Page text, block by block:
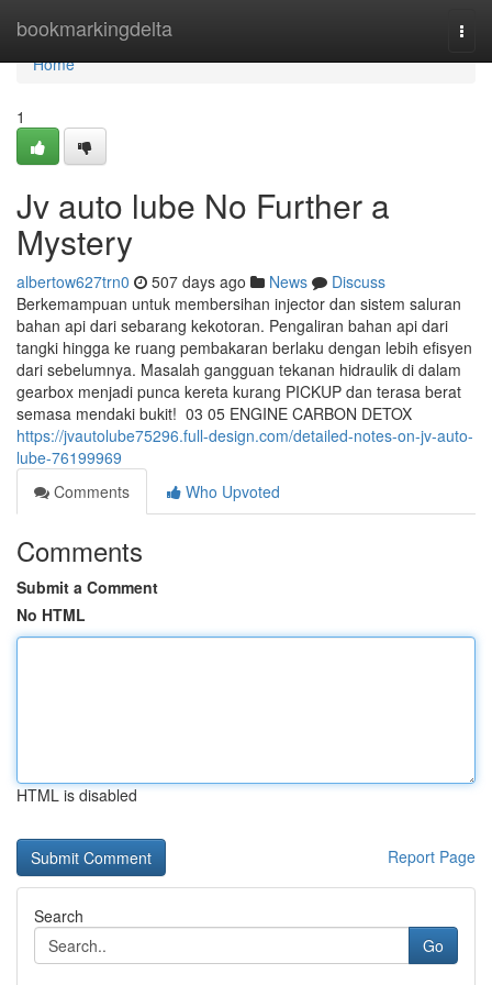
bookmarkingdelta
Home
Home
1
Jv auto lube No Further a
Mystery
albertow627trn0 507 days ago News
Discuss
Berkemampuan untuk membersihan injector dan sistem saluran
bahan api dari sebarang kekotoran. Pengaliran bahan api dari
tangki hingga ke ruang pembakaran berlaku dengan lebih efisyen
dari sebelumnya. Masalah gangguan tekanan hidraulik di dalam
gearbox menjadi punca kereta kurang PICKUP dan terasa berat
semasa mendaki bukit! 03 05 ENGINE CARBON DETOX
https://jvautolube75296.full-design.com/detailed-notes-on-jv-auto-
lube-76199969
Comments
Who Upvoted
Comments
Submit a Comment
No HTML
HTML is disabled
Report Page
Search
Go